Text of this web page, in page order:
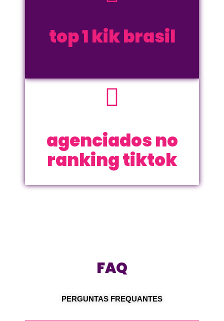
top 1 kik brasil
agenciados no
ranking tiktok
FAQ
PERGUNTAS FREQUANTES